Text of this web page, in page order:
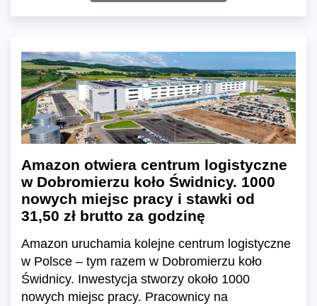
Amazon otwiera centrum logistyczne
w Dobromierzu koło Świdnicy. 1000
nowych miejsc pracy i stawki od
31,50 zł brutto za godzinę
Amazon uruchamia kolejne centrum logistyczne
w Polsce – tym razem w Dobromierzu koło
Świdnicy. Inwestycja stworzy około 1000
nowych miejsc pracy. Pracownicy na